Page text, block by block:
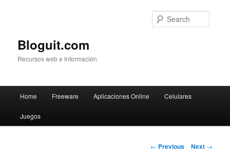
Bloguit.com
Recursos web e Información
Skip
to
Home Freeware Aplicaciones Online Celulares
Juegos
Post
← Previous Next →